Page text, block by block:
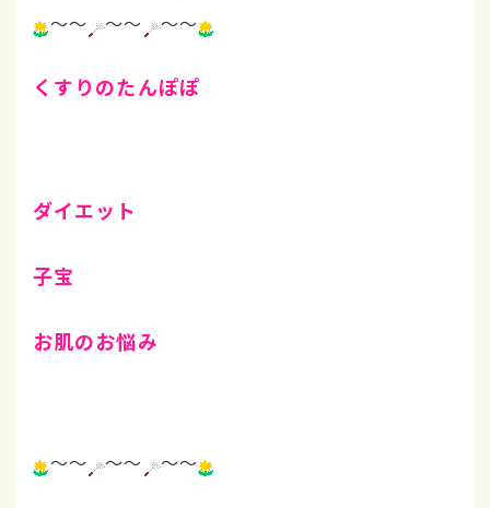
～～ ～～ ～～
くすりのたんぽぽ
ダイエット
子宝
お肌のお悩み
～～ ～～ ～～